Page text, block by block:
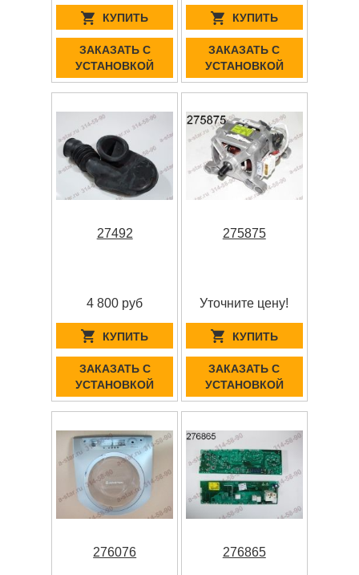
КУПИТЬ
ЗАКАЗАТЬ С
УСТАНОВКОЙ
КУПИТЬ
ЗАКАЗАТЬ С
УСТАНОВКОЙ
27492
4 800 руб
КУПИТЬ
ЗАКАЗАТЬ С
УСТАНОВКОЙ
275875
Уточните цену!
КУПИТЬ
ЗАКАЗАТЬ С
УСТАНОВКОЙ
276076 276865